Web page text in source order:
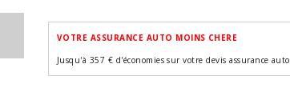
VOTRE ASSURANCE AUTO MOINS CHERE
Jusqu'à 357 € d'économies sur votre devis assurance auto